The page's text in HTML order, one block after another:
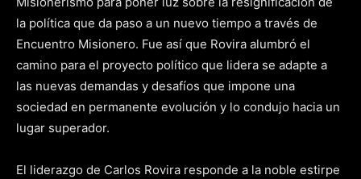
la política que da paso a un nuevo tiempo a través de
Encuentro Misionero. Fue así que Rovira alumbró el
camino para el proyecto político que lidera se adapte a
las nuevas demandas y desafíos que impone una
sociedad en permanente evolución y lo condujo hacia un
lugar superador.
El liderazgo de Carlos Rovira responde a la noble estirpe